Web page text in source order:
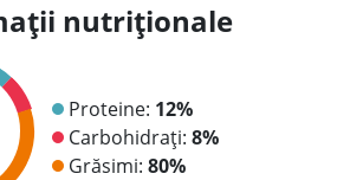
nutriționale
Proteine: 12%
Carbohidrați: 8%
Grăsimi: 80%